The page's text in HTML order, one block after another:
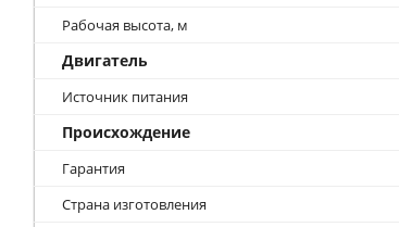
Рабочая высота, м
Двигатель
Источник питания
Происхождение
Гарантия
Страна изготовления